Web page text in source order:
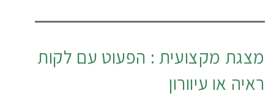
מצגת מקצועית : הפעוט עם לקות
ראיה או עיוורון